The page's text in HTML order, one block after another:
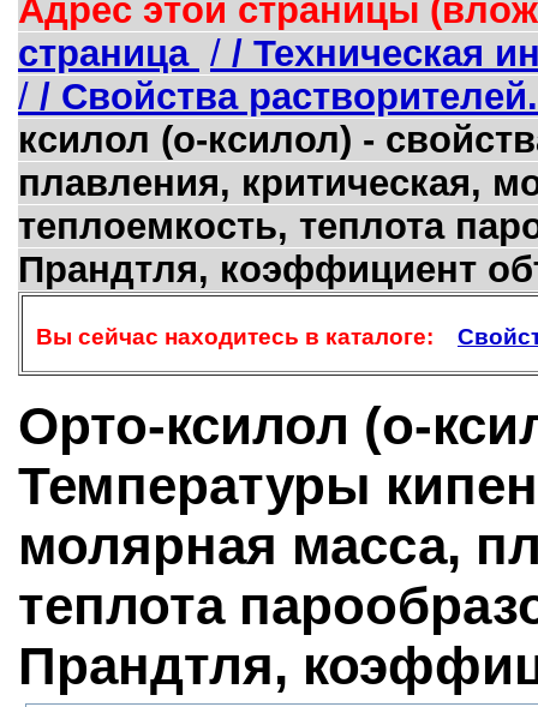
Адрес этой страницы
страница / / Техническая
/ / Свойства
ксилол (о-ксилол) -
плавления, критическая,
теплоемкость, теплота
Прандтля, коэффициент
Вы сейчас находитесь в каталоге:
Орто-ксилол (о-
Температуры
молярная масса,
теплота
Прандтля,